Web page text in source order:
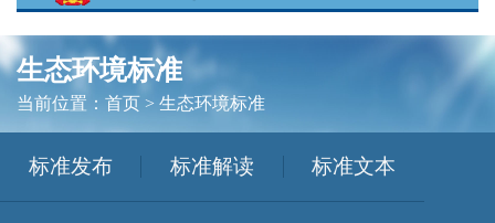
生态环境标准
当前位置： 首页> 生态环境标准
标准发布 标准解读 标准文本